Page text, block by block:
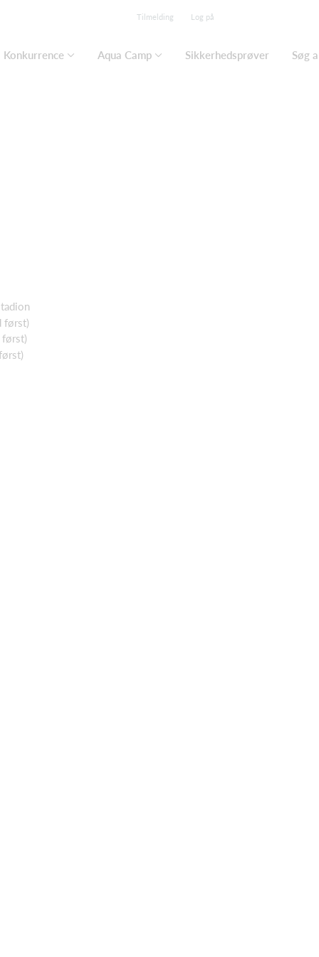
Tilmelding Log på
Konkurrence Aqua Camp Sikkerhedsprøver Søg
først)